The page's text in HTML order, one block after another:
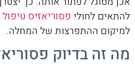
להתאים לחולי פסוריאזיס טיפול
למיקום ההתפרצות של המחלה.
מה זה בדיוק